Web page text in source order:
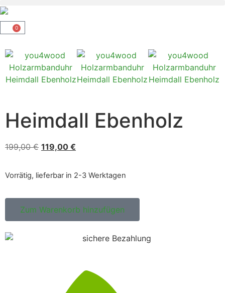
0
Heimdall Ebenholz
199,00€ 119,00 €
Vorrätig, lieferbar in 2-3 Werktagen
Zum Warenkorb hinzufügen